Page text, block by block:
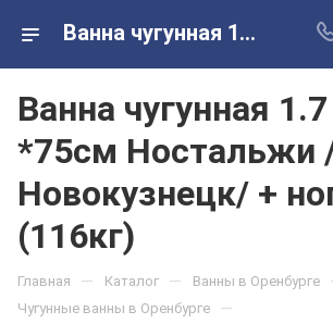
Ванна чугунная 1.7 м *75см Ностальжи /Новокузнецк/ + ноги (116кг) в розничных магазинах Сантехторг
Ванна чугунная
*75см Ностальжи
Новокузнецк/ +
(116кг)
Главная — Каталог — Ванны в Оренбурге
Чугунные ванны в Оренбурге —